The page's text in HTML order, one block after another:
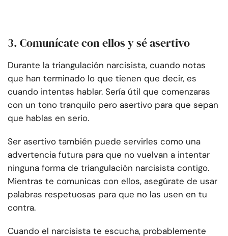
3. Comunícate con ellos y sé asertivo
Durante la triangulación narcisista, cuando notas
que han terminado lo que tienen que decir, es
cuando intentas hablar. Sería útil que comenzaras
con un tono tranquilo pero asertivo para que sepan
que hablas en serio.
Ser asertivo también puede servirles como una
advertencia futura para que no vuelvan a intentar
ninguna forma de triangulación narcisista contigo.
Mientras te comunicas con ellos, asegúrate de usar
palabras respetuosas para que no las usen en tu
contra.
Cuando el narcisista te escucha, probablemente